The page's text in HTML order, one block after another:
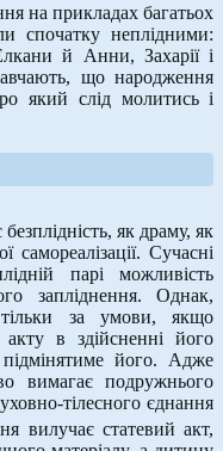
на прикладах багатьох
спочатку неплідними:
й Анни, Захарії і
що народження
який слід молитись і
як драму, як
Сучасні
парі можливість
запліднення. Однак,
за умови, якщо
акту в здійсненні його
підмінятиме його. Адже
вимагає подружнього
тілесного єднання
вилучає статевий акт,